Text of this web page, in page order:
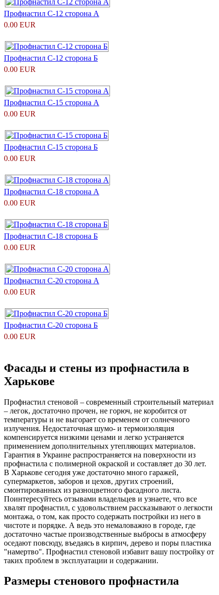
Профнастил С-12 сторона А
0.00 EUR
Профнастил С-12 сторона Б
0.00 EUR
Профнастил С-15 сторона А
0.00 EUR
Профнастил С-15 сторона Б
0.00 EUR
Профнастил С-18 сторона А
0.00 EUR
Профнастил С-18 сторона Б
0.00 EUR
Профнастил С-20 сторона А
0.00 EUR
Профнастил С-20 сторона Б
0.00 EUR
Фасады и стены из профнастила в
Харькове
Профнастил стеновой – современный строительный материал
– легок, достаточно прочен, не горюч, не коробится от
температуры и не выгорает со временем от солнечного
излучения. Недостаточная шумо- и термоизоляция
компенсируется низкими ценами и легко устраняется
применением дополнительных утепляющих материалов.
Гарантия в Украине распространяется на поверхности из
профнастила с полимерной окраской и составляет до 30 лет.
В Харькове сегодня уже достаточно много гаражей,
супермаркетов, заборов и цехов, других строений,
смонтированных из разноцветного фасадного листа.
Поинтересуйтесь отзывами владельцев и узнаете, что все
хвалят профнастил, с удовольствием рассказывают о легкости
монтажа, о том, как просто содержать постройки из него в
чистоте и порядке. А ведь это немаловажно в городе, где
достаточно частые производственные выбросы в атмосферу
оседают повсюду, въедаясь в кирпич, дерево и поры пластика
"намертво". Профнастил стеновой избавит вашу постройку от
таких проблем в эксплуатации и содержании.
Размеры стенового профнастила